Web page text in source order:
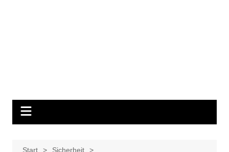
Start
Sicherheit